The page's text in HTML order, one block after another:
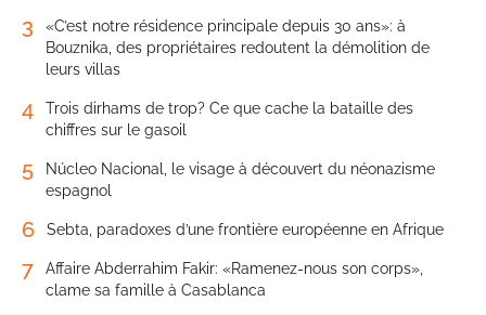
3
«C’est notre résidence principale depuis 30 ans»: à
Bouznika, des propriétaires redoutent la démolition de
leurs villas
4
Trois dirhams de trop? Ce que cache la bataille des
chiffres sur le gasoil
5
Núcleo Nacional, le visage à découvert du néonazisme
espagnol
6 Sebta, paradoxes d’une frontière européenne en Afrique
7
Affaire Abderrahim Fakir: «Ramenez-nous son corps»,
clame sa famille à Casablanca